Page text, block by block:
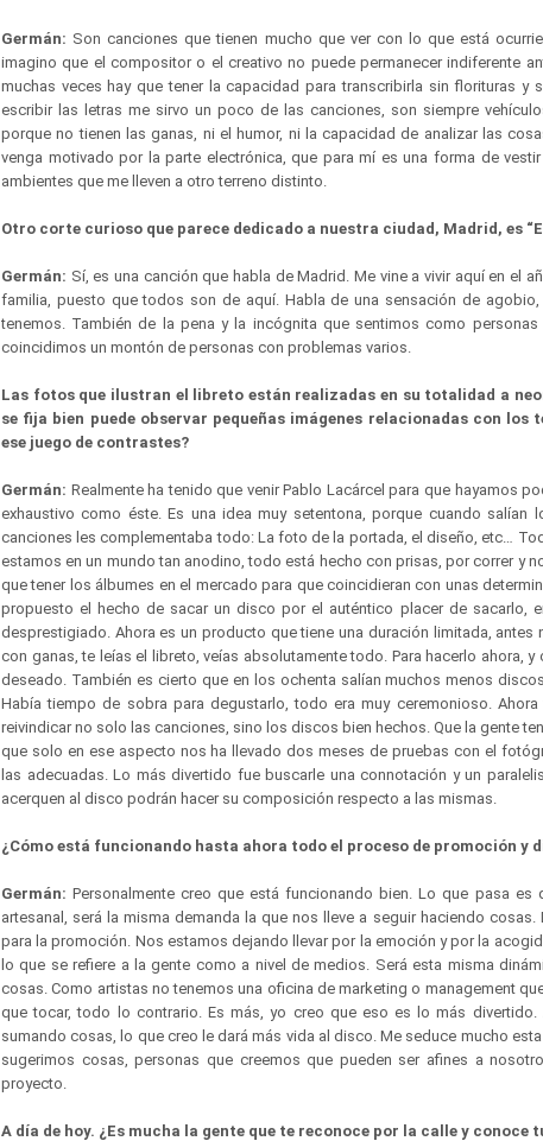
Germán: Son canciones que tienen mucho que ver con lo que está
imagino que el compositor o el creativo no puede permanecer indiferente
muchas veces hay que tener la capacidad para transcribirla sin florituras y
escribir las letras me sirvo un poco de las canciones, son siempre
porque no tienen las ganas, ni el humor, ni la capacidad de analizar las
venga motivado por la parte electrónica, que para mí es una forma de
ambientes que me lleven a otro terreno distinto.
Otro corte curioso que parece dedicado a nuestra ciudad, Madrid, es
Germán: Sí, es una canción que habla de Madrid. Me vine a vivir aquí en el
familia, puesto que todos son de aquí. Habla de una sensación de
tenemos. También de la pena y la incógnita que sentimos como
coincidimos un montón de personas con problemas varios.
Las fotos que ilustran el libreto están realizadas en su totalidad a
se fija bien puede observar pequeñas imágenes relacionadas con
ese juego de contrastes?
Germán: Realmente ha tenido que venir Pablo Lacárcel para que hayamos
exhaustivo como éste. Es una idea muy setentona, porque cuando
canciones les complementaba todo: La foto de la portada, el diseño, etc…
estamos en un mundo tan anodino, todo está hecho con prisas, por correr y
que tener los álbumes en el mercado para que coincidieran con unas
propuesto el hecho de sacar un disco por el auténtico placer de sacarlo,
desprestigiado. Ahora es un producto que tiene una duración limitada, antes
con ganas, te leías el libreto, veías absolutamente todo. Para hacerlo ahora,
deseado. También es cierto que en los ochenta salían muchos menos
Había tiempo de sobra para degustarlo, todo era muy ceremonioso.
reivindicar no solo las canciones, sino los discos bien hechos. Que la gente
que solo en ese aspecto nos ha llevado dos meses de pruebas con el
las adecuadas. Lo más divertido fue buscarle una connotación y un
acerquen al disco podrán hacer su composición respecto a las mismas.
¿Cómo está funcionando hasta ahora todo el proceso de promoción y
Germán: Personalmente creo que está funcionando bien. Lo que pasa
artesanal, será la misma demanda la que nos lleve a seguir haciendo
para la promoción. Nos estamos dejando llevar por la emoción y por la
lo que se refiere a la gente como a nivel de medios. Será esta misma
cosas. Como artistas no tenemos una oficina de marketing o management
que tocar, todo lo contrario. Es más, yo creo que eso es lo más
sumando cosas, lo que creo le dará más vida al disco. Me seduce mucho
sugerimos cosas, personas que creemos que pueden ser afines a
proyecto.
A día de hoy. ¿Es mucha la gente que te reconoce por la calle y conoce